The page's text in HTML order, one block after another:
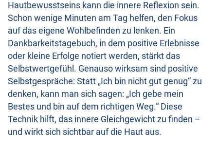
Hautbewusstseins kann die innere Reflexion sein.
Schon wenige Minuten am Tag helfen, den Fokus
auf das eigene Wohlbefinden zu lenken. Ein
Dankbarkeitstagebuch, in dem positive Erlebnisse
oder kleine Erfolge notiert werden, stärkt das
Selbstwertgefühl. Genauso wirksam sind positive
Selbstgespräche: Statt „Ich bin nicht gut genug“ zu
denken, kann man sich sagen: „Ich gebe mein
Bestes und bin auf dem richtigen Weg.“ Diese
Technik hilft, das innere Gleichgewicht zu finden –
und wirkt sich sichtbar auf die Haut aus.